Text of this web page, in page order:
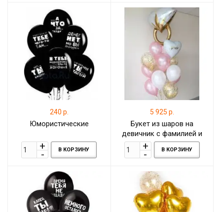
240 р.
Юмористические
В КОРЗИНУ
5 925 р.
Букет из шаров на
девичник с фамилией и
кольцом
В КОРЗИНУ